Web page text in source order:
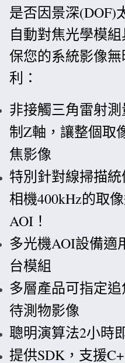
是否因景深(DOF)
自動對焦光學模
保您的系統影像
利：
非接觸三角雷射
制Z軸，讓整個取
焦影像
特別針對線掃描
相機400kHz的取
AOI！
多光機AOI設備適
台模組
多層產品可指定
待測物影像
聰明演算法2小時
提供SDK，支援